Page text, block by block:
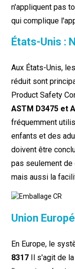
n'appliquent pas
qui complique
États-Unis :
Aux États-Unis,
réduit sont
Product Safety
ASTM D3475 et
fréquemment
enfants et des
doivent être
pas seulement de
mais aussi la
Union
En Europe, le
8317Il s'agit de la